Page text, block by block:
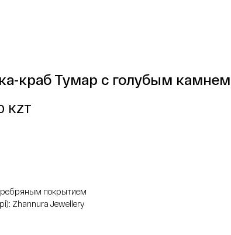
краб Тумар с голубым камнем
KZT
покрытием
Zhannura Jewellery